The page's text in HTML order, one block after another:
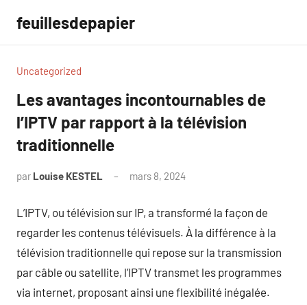
contenu
feuillesdepapier
Uncategorized
Les avantages incontournables de
l’IPTV par rapport à la télévision
traditionnelle
par Louise KESTEL mars 8, 2024
L’IPTV, ou télévision sur IP, a transformé la façon de
regarder les contenus télévisuels. À la différence à la
télévision traditionnelle qui repose sur la transmission
par câble ou satellite, l’IPTV transmet les programmes
via internet, proposant ainsi une flexibilité inégalée.